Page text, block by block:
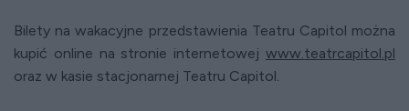
Bilety na wakacyjne przedstawienia Teatru Capitol można
kupić online na stronie internetowej www.teatrcapitol.pl
oraz w kasie stacjonarnej Teatru Capitol.